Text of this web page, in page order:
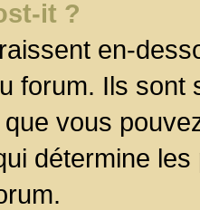
it ?
en-
forum. Ils
vous
détermine